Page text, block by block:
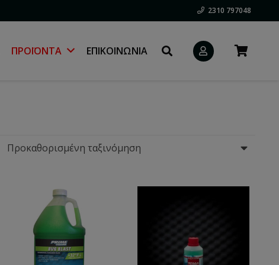
2310 797048
ΠΡΟΪΌΝΤΑ ΕΠΙΚΟΙΝΩΝΊΑ